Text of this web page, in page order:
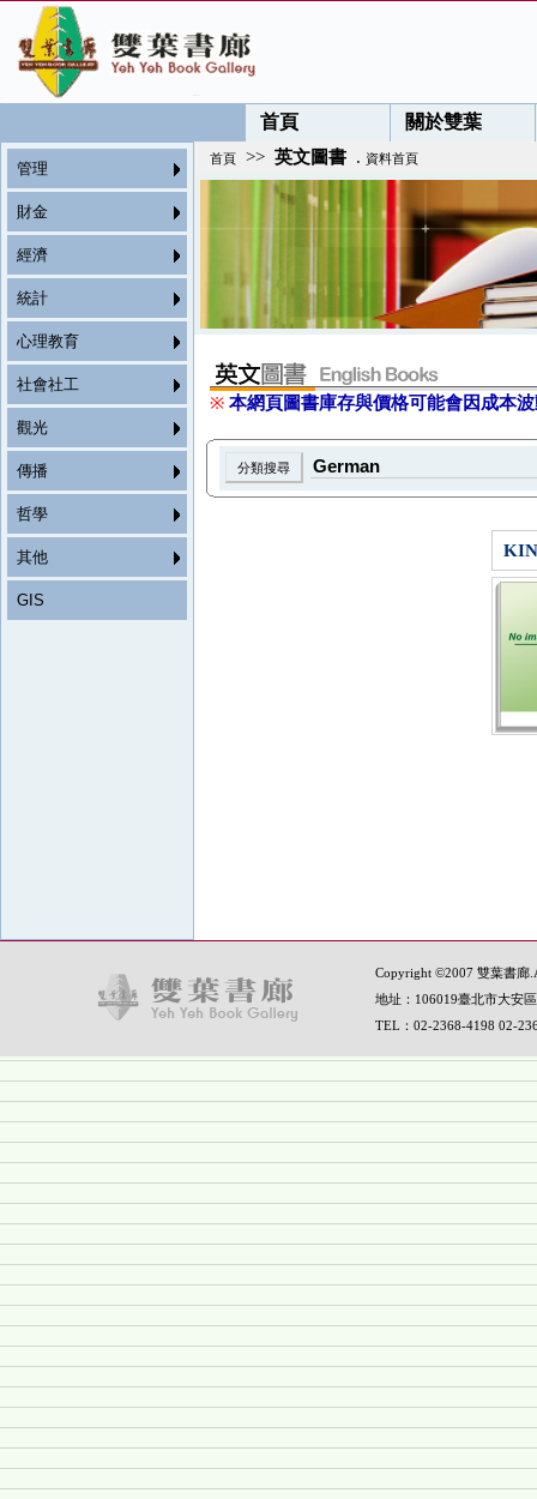
首頁 關於雙葉
管理
財金
經濟
統計
心理教育
社會社工
觀光
傳播
哲學
其他
GIS
首頁 >> 英文圖書 . 資料首頁
※ 本網頁圖書庫存與價格可能會因成本
Copyright ©2007 雙葉書廊
地址：106019臺北市大安
TEL：02-2368-4198 02-